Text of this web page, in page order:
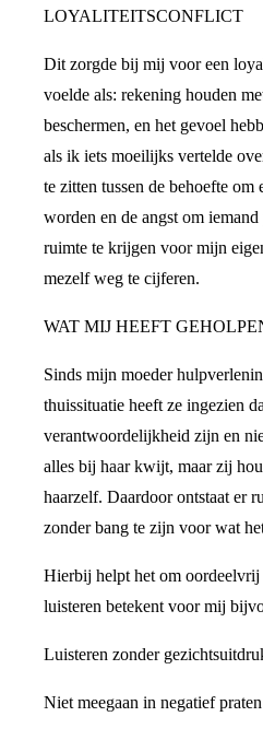
LOYALITEITSCONFLICT
Dit zorgde bij mij voor een
voelde als: rekening houden
beschermen, en het gevoel
als ik iets moeilijks vertelde
te zitten tussen de behoefte
worden en de angst om
ruimte te krijgen voor mijn
mezelf weg te cijferen.
WAT MIJ HEEFT
Sinds mijn moeder
thuissituatie heeft ze ingezien
verantwoordelijkheid zijn en
alles bij haar kwijt, maar zij
haarzelf. Daardoor ontstaat er
zonder bang te zijn voor wat
Hierbij helpt het om
luisteren betekent voor mij
Luisteren zonder
Niet meegaan in negatief